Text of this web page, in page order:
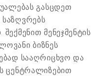
გასცდეთ
მენეჯმენტის
ბიზნეს
სააღრიცხვო და
ცენტრალიზებით